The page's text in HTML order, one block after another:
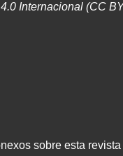
4.0 Internacional (CC BY
sobre esta